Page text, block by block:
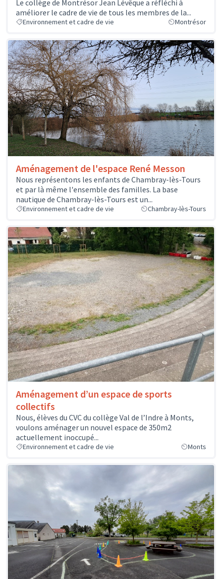
Le collège de Montrésor Jean Lévêque a réfléchi à
améliorer le cadre de vie de tous les membres de la...
Environnement et cadre de vie Montrésor
Aménagement de l'espace René Messon
Nous représentons les enfants de Chambray-lès-Tours
et par là même l'ensemble des familles. La base
nautique de Chambray-lès-Tours est un...
Environnement et cadre de vie Chambray-lès-Tours
Aménagement d’un espace de sports
collectifs
Nous, élèves du CVC du collège Val de l’Indre à Monts,
voulons aménager un nouvel espace de 350m2
actuellement inoccupé...
Environnement et cadre de vie Monts